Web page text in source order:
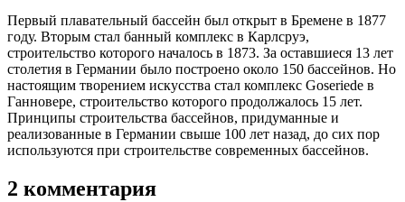
Первый плавательный бассейн был открыт в Бремене в 1877
году. Вторым стал банный комплекс в Карлсруэ,
строительство которого началось в 1873. За оставшиеся 13 лет
столетия в Германии было построено около 150 бассейнов. Но
настоящим творением искусства стал комплекс Goseriede в
Ганновере, строительство которого продолжалось 15 лет.
Принципы строительства бассейнов, придуманные и
реализованные в Германии свыше 100 лет назад, до сих пор
используются при строительстве современных бассейнов.
2 комментария